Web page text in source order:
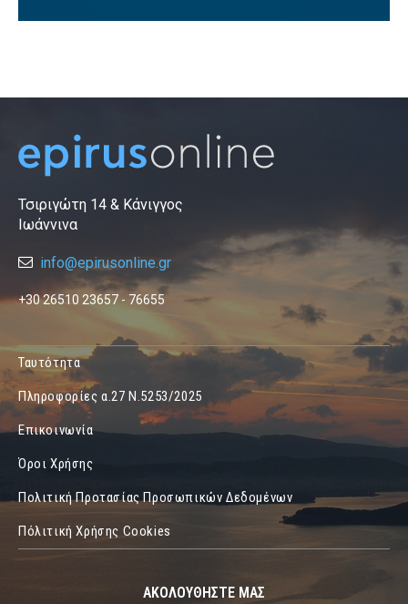
Τσιριγώτη 14 & Κάνιγγος
Ιωάννινα
info@epirusonline.gr
+30 26510 23657 - 76655
Ταυτότητα
Πληροφορίες α.27 Ν.5253/2025
Επικοινωνία
Όροι Χρήσης
Πολιτική Προτασίας Προσωπικών Δεδομένων
Πόλιτική Χρήσης Cookies
ΑΚΟΛΟΥΘΗΣΤΕ ΜΑΣ